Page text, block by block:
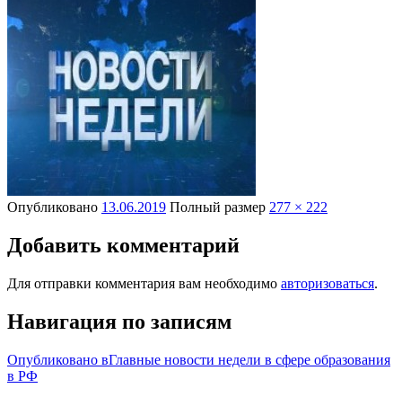
Опубликовано 13.06.2019 Полный размер 277 × 222
Добавить комментарий
Для отправки комментария вам необходимо авторизоваться.
Навигация по записям
Опубликовано вГлавные новости недели в сфере образования
в РФ